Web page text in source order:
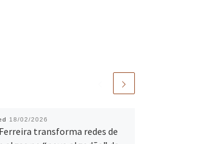
18/02/2026
transforma redes de